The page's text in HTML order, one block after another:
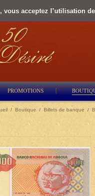
acceptez l’utilisation
PROMOTIONS
/ Boutique / Billets de banque /